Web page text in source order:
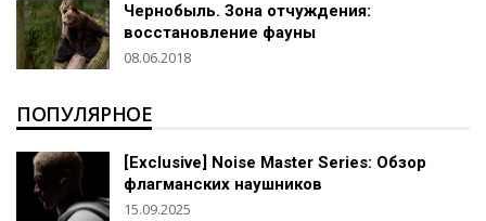
Чернобыль. Зона отчуждения:
восстановление фауны
08.06.2018
ПОПУЛЯРНОЕ
[Exclusive] Noise Master Series: Обзор
флагманских наушников
15.09.2025